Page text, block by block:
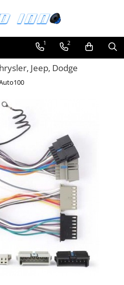
1 2
Jeep, Dodge